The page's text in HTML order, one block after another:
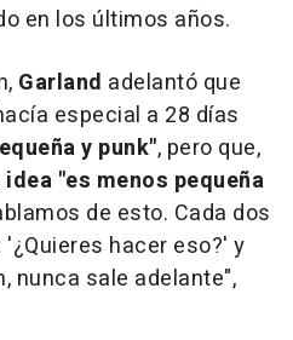
en los últimos años.
Garland adelantó que
especial a 28 días
y punk", pero que,
"es menos pequeña
de esto. Cada dos
hacer eso?' y
nunca sale adelante",